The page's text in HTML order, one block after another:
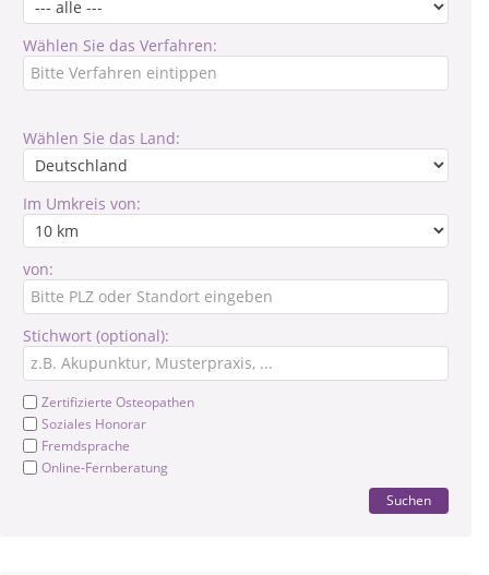
Wählen Sie das Verfahren:
Wählen Sie das Land:
Im Umkreis von:
von:
Stichwort (optional):
Zertifizierte Osteopathen
Soziales Honorar
Fremdsprache
Online-Fernberatung
Suchen